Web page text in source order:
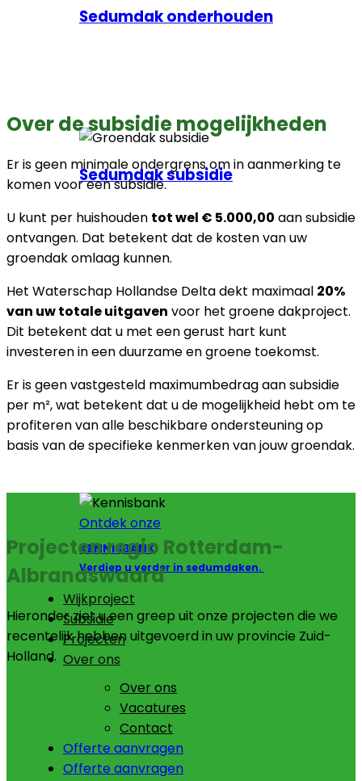
Sedumdak onderhouden
Sedumdak subsidie
Ontdek onze
KENNISBANK
Verdiep u verder in sedumdaken.
Wijkproject
Subsidie
Projecten
Over ons
Over ons
Vacatures
Contact
Offerte aanvragen
Offerte aanvragen
Over de subsidie mogelijkheden
Er is geen minimale ondergrens om in aanmerking te
komen voor een subsidie.
U kunt per huishouden tot wel € 5.000,00 aan subsidie
ontvangen. Dat betekent dat de kosten van uw
groendak omlaag kunnen.
Het Waterschap Hollandse Delta dekt maximaal 20%
van uw totale uitgaven voor het groene dakproject.
Dit betekent dat u met een gerust hart kunt
investeren in een duurzame en groene toekomst.
Er is geen vastgesteld maximumbedrag aan subsidie
per m², wat betekent dat u de mogelijkheid hebt om te
profiteren van alle beschikbare ondersteuning op
basis van de specifieke kenmerken van jouw groendak.
Projecten regio Rotterdam-
Albrandswaard
Hieronder ziet u een greep uit onze projecten die we
recentelijk hebben uitgevoerd in uw provincie Zuid-
Holland.